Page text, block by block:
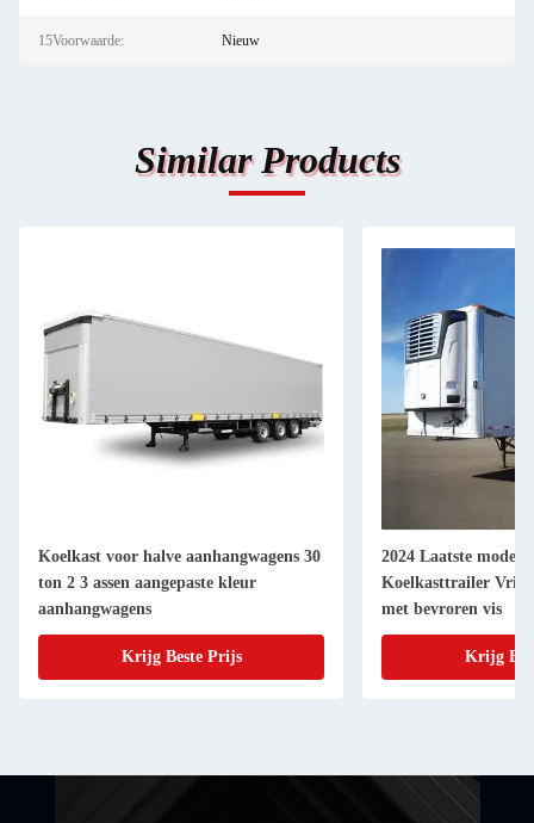
15Voorwaarde: Nieuw
Similar Products
Koelkast voor halve aanhangwagens 30
ton 2 3 assen aangepaste kleur
aanhangwagens
Krijg Beste Prijs
2024 Laatste
Koelkasttrailer
met bevroren vis
Krijg